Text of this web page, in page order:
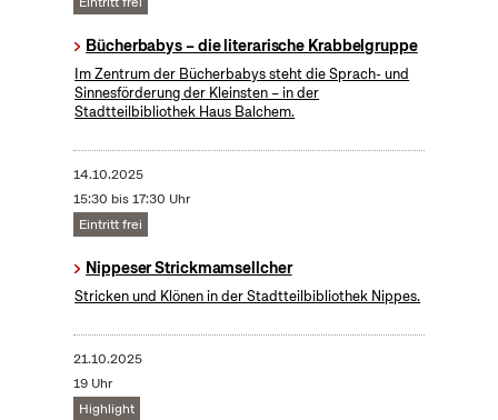
Bücherbabys – die literarische Krabbelgruppe
Im Zentrum der Bücherbabys steht die Sprach- und
Sinnesförderung der Kleinsten – in der
Stadtteilbibliothek Haus Balchem.
14.10.2025
15:30 bis 17:30 Uhr
Eintritt frei
Nippeser Strickmamsellcher
Stricken und Klönen in der Stadtteilbibliothek Nippes.
21.10.2025
19 Uhr
Highlight